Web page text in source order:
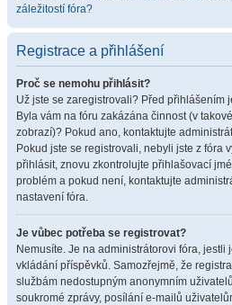
záležitostí fóra?
Registrace a přihlášení
Proč se nemohu přihlásit?
Už jste se zaregistrovali? Před přihlášením
Byla vám na fóru zakázána činnost (v
zobrazí)? Pokud ano, kontaktujte
Pokud jste se registrovali, nebyli jste z fóra
přihlásit, znovu zkontrolujte přihlašovací
problém a pokud není, kontaktujte
nastavení fóra.
Je vůbec potřeba se registrovat?
Nemusíte. Je na administrátorovi fóra, jestli
vkládání příspěvků. Samozřejmě, že
službám nedostupným anonymním
soukromé zprávy, posílání e-mailů